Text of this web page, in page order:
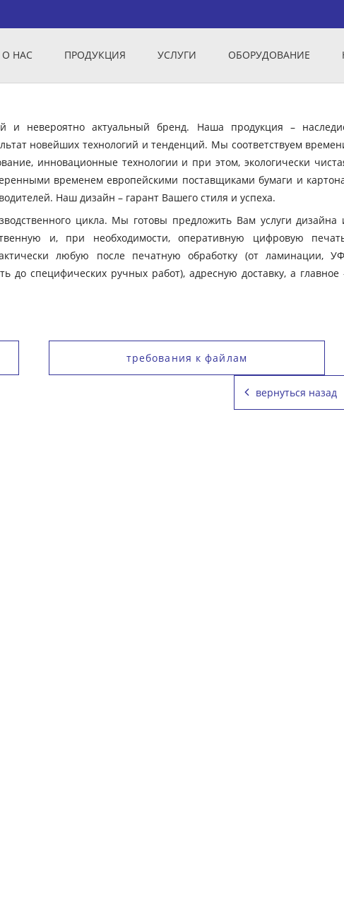
О НАС ПРОДУКЦИЯ УСЛУГИ ОБОРУДОВАНИЕ
и невероятно актуальный бренд. Наша продукция –
новейших технологий и тенденций. Мы соответствуем
инновационные технологии и при этом, экологически
временем европейскими поставщиками бумаги и
Наш дизайн – гарант Вашего стиля и успеха.
цикла. Мы готовы предложить Вам услуги дизайна
и, при необходимости, оперативную цифровую
любую после печатную обработку (от ламинации,
до специфических ручных работ), адресную доставку, а главное
требования к файлам
вернуться назад